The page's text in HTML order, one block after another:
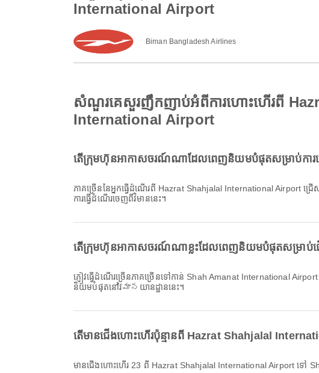
International Airport
Biman Bangladesh Airlines
សំណួរគេសួរញឹកញាប់អំពីការហោះហើរពី
International Airport
តើក្រុមហ៊ុនអាកាសចរណ៍ណាដែលពេញនិយមបំផុតសម្រាប់កា
ភាគច្រើននៃអ្នកធ្វើដំណើរពី Hazrat Shahjalal International Airport ជ្
ការធ្វើដំណើរចេញពីវិមាននេះ។
តើក្រុមហ៊ុនអាកាសចរណ៍ណាខ្លះដែលពេញនិយមបំផុតសម្រាប់
ភ្ញៀវធ្វើដំណើរច្រើនភាគច្រើនទៅកាន់ Shah Amanat International
និយមបំផុតនៅវిమానយានដ្ឋាននេះ។
តើមានជើងហោះហើរប៉ុន្មានពី Hazrat Shahjalal
មានជើងហោះហើរ 23 ពី Hazrat Shahjalal International Airport ទៅ